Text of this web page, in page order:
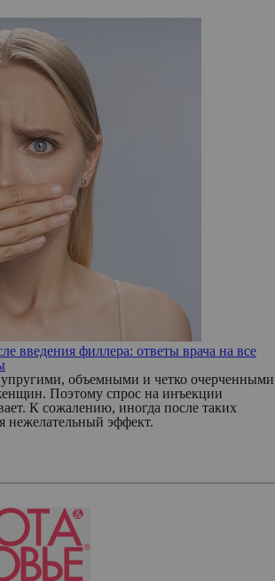
введения филлера: ответы врача на все
упругими, объемными и четко очерченными
Поэтому спрос на инъекции
К сожалению, иногда после таких
нежелательный эффект.